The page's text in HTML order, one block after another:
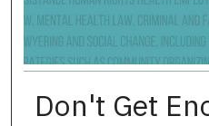
Don't Get